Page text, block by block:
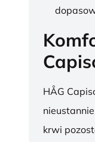
HÅG
krwi